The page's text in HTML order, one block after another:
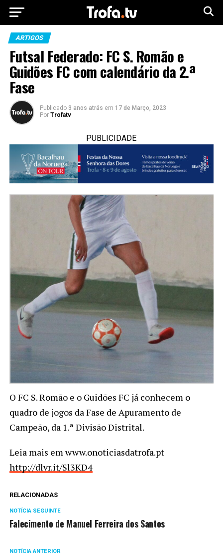
ARTIGOS
Futsal Federado: FC S. Romão e
Guidões FC com calendário da 2.ª
Fase
Publicado 3 anos atrás em 17 de Março, 2023
Por Trofatv
PUBLICIDADE
O FC S. Romão e o Guidões FC já conhecem o
quadro de jogos da Fase de Apuramento de
Campeão, da 1.ª Divisão Distrital.
Leia mais em www.onoticiasdatrofa.pt
http://dlvr.it/Sl3KD4
RELACIONADAS
NOTÍCIA SEGUINTE
Falecimento de Manuel Ferreira dos Santos
NOTÍCIA ANTERIOR